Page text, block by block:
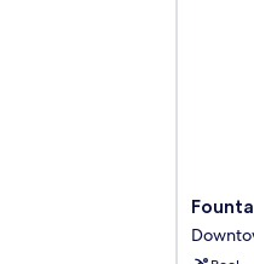
Fountain
Park
Hotel,